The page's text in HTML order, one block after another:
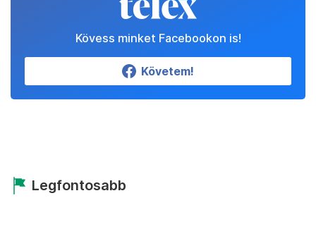
Kövess minket Facebookon is!
Követem!
Legfontosabb